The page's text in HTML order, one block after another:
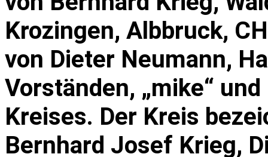
Krozingen, Albbruck,
von Dieter Neumann,
Vorständen, „mike“
Kreises. Der Kreis
Bernhard Josef Krieg,